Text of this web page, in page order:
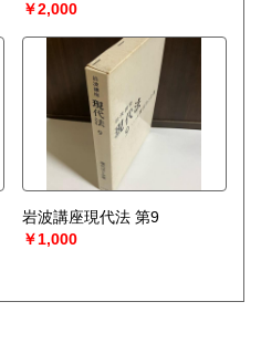
￥2,000
岩波講座現代法 第9
￥1,000